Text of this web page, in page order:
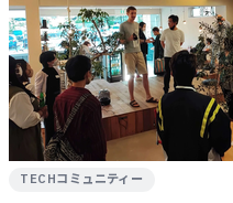
TECHコミュニティー